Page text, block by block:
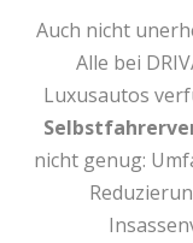
Auch nicht
Alle bei
Luxusautos
nicht genug: